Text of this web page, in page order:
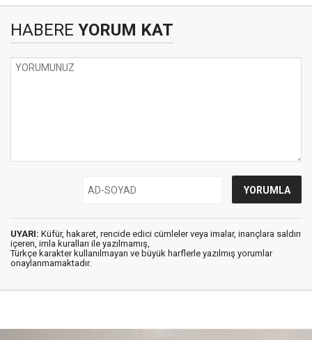
HABERE YORUM KAT
UYARI: Küfür, hakaret, rencide edici cümleler veya imalar, inançlara saldırı
içeren, imla kuralları ile yazılmamış,
Türkçe karakter kullanılmayan ve büyük harflerle yazılmış yorumlar
onaylanmamaktadır.